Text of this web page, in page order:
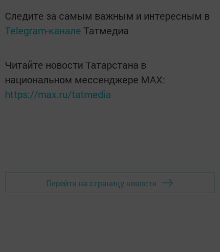
Следите за самым важным и интересным в
Telegram-канале Татмедиа
Читайте новости Татарстана в
национальном мессенджере MАХ:
https://max.ru/tatmedia
Перейти на страницу новости